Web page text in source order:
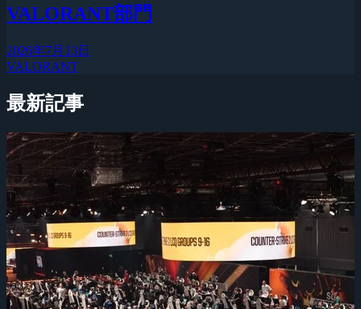
VALORANT部門
2026年7月13日
VALORANT
最新記事